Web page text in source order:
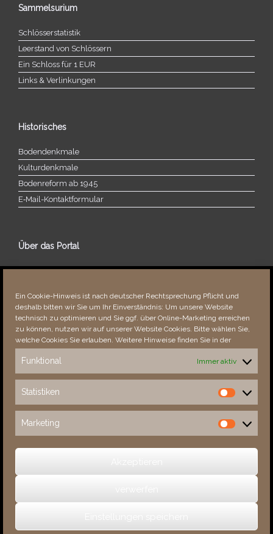
Ein Cookie-Hinweis ist nach deutscher Rechtsprechung Pflicht und
deshalb bitten wir Sie um Ihr Einverständnis: Um unsere Website
technisch zu optimieren und Sie ggf. über Online-Marketing erreichen
zu können, nutzen wir auf unserer Website Cookies. Bitte wählen Sie,
welche Cookies Sie erlauben. Weitere Hinweise finden Sie in der
Funktional Immer aktiv
Statistiken
Statistiken
Marketing
Marketing
Sammelsurium
Schlösserstatistik
Leerstand von Schlössern
Ein Schloss für 1 EUR
Links & Verlinkungen
Historisches
Bodendenkmale
Kulturdenkmale
Bodenreform ab 1945
E‑Mail-​​Kontaktformular
Über das Portal
Über dieses Portal
Fehler bemerkt?
Besucher seit 08/​2021
This Week
36277